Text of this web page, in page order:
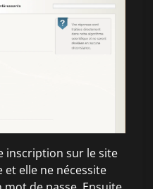
inscription sur le site
et elle ne nécessite